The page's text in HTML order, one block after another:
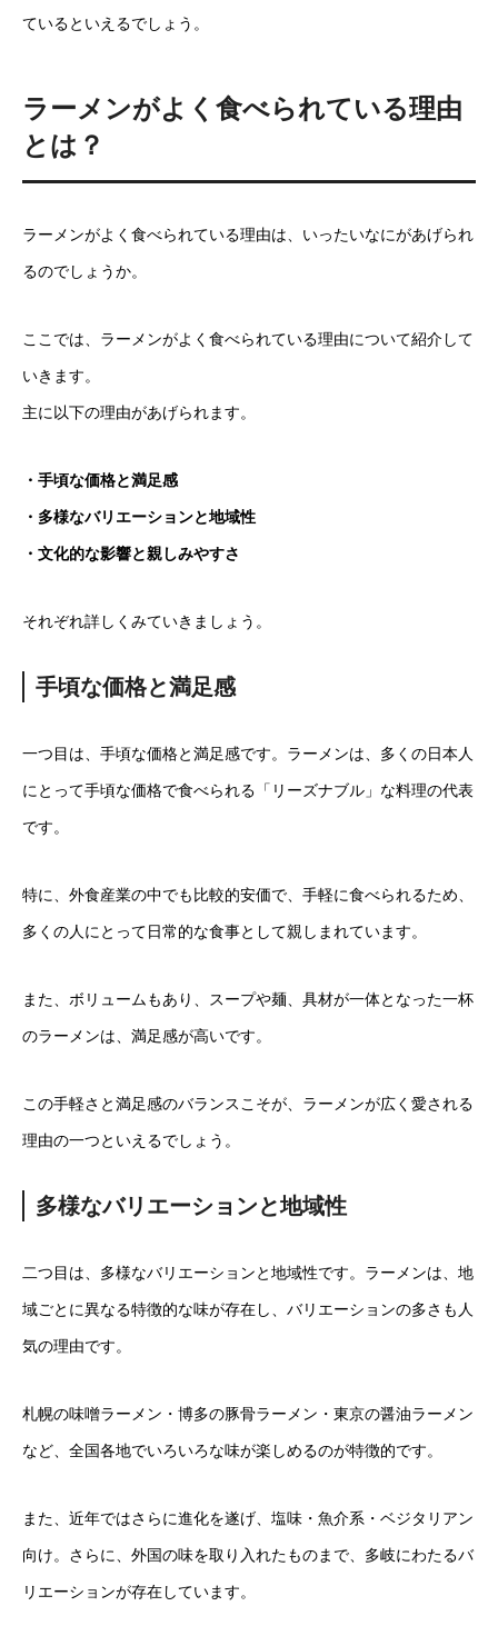
ているといえるでしょう。
ラーメンがよく食べられている理由
とは？
ラーメンがよく食べられている理由は、いったいなにがあげられ
るのでしょうか。
ここでは、ラーメンがよく食べられている理由について紹介して
いきます。
主に以下の理由があげられます。
・手頃な価格と満足感
・多様なバリエーションと地域性
・文化的な影響と親しみやすさ
それぞれ詳しくみていきましょう。
手頃な価格と満足感
一つ目は、手頃な価格と満足感です。ラーメンは、多くの日本人
にとって手頃な価格で食べられる「リーズナブル」な料理の代表
です。
特に、外食産業の中でも比較的安価で、手軽に食べられるため、
多くの人にとって日常的な食事として親しまれています。
また、ボリュームもあり、スープや麺、具材が一体となった一杯
のラーメンは、満足感が高いです。
この手軽さと満足感のバランスこそが、ラーメンが広く愛される
理由の一つといえるでしょう。
多様なバリエーションと地域性
二つ目は、多様なバリエーションと地域性です。ラーメンは、地
域ごとに異なる特徴的な味が存在し、バリエーションの多さも人
気の理由です。
札幌の味噌ラーメン・博多の豚骨ラーメン・東京の醤油ラーメン
など、全国各地でいろいろな味が楽しめるのが特徴的です。
また、近年ではさらに進化を遂げ、塩味・魚介系・ベジタリアン
向け。さらに、外国の味を取り入れたものまで、多岐にわたるバ
リエーションが存在しています。